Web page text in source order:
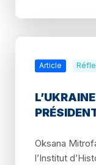
Article
Oksana
l’Institut